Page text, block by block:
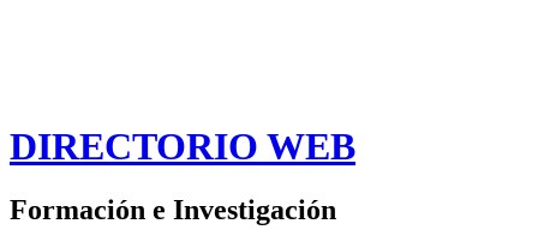
DIRECTORIO WEB
Formación e Investigación